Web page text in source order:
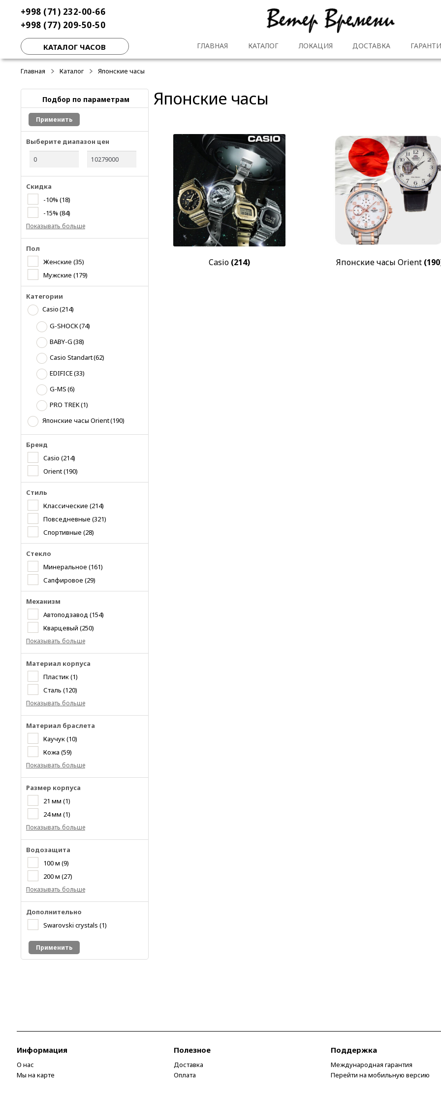
навигации
содержимому
+998 (71) 232-00-66
+998 (77) 209-50-50
КАТАЛОГ ЧАСОВ ГЛАВНАЯ КАТАЛОГ ЛОКАЦИЯ ДОСТАВКА
Главная Каталог Японские часы
Подбор по параметрам
Применить
Выберите диапазон цен
Скидка
-10% (18)
-15% (84)
Показывать больше
Пол
Женские (35)
Мужские (179)
Категории
Casio(214)
G-SHOCK(74)
BABY-G(38)
Casio Standart(62)
EDIFICE(33)
G-MS(6)
PRO TREK(1)
Японские часы Orient(190)
Бренд
Casio (214)
Orient(190)
Стиль
Классические (214)
Повседневные (321)
Спортивные (28)
Стекло
Минеральное (161)
Сапфировое (29)
Механизм
Автоподзавод (154)
Кварцевый (250)
Показывать больше
Материал корпуса
Пластик(1)
Сталь (120)
Показывать больше
Материал браслета
Каучук(10)
Кожа (59)
Показывать больше
Размер корпуса
21 мм (1)
24 мм (1)
Показывать больше
Водозащита
100 м (9)
200 м (27)
Показывать больше
Дополнительно
Swarovski crystals (1)
Применить
Японские часы
Casio (214) Японские часы Orient
Информация
О нас
Мы на карте
Полезное
Доставка
Оплата
Поддержка
Международная гарантия
Перейти на мобильную версию